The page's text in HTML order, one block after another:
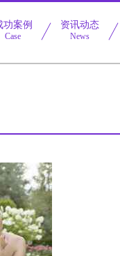
功案例
Case
资讯动态
News